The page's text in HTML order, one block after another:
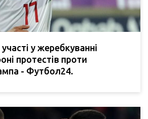
участі у жеребкуванні
протестів проти
- Футбол24.